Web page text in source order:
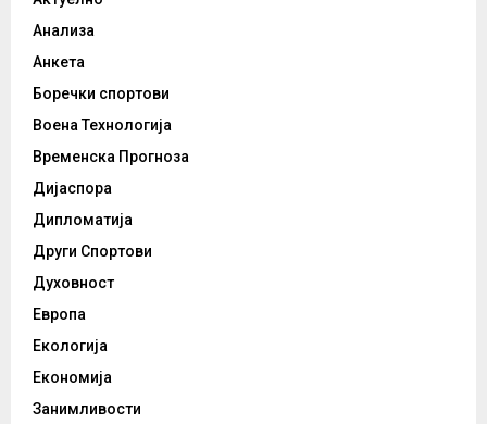
Анализа
Анкета
Боречки спортови
Воена Технологија
Временска Прогноза
Дијаспора
Дипломатија
Други Спортови
Духовност
Европа
Екологија
Економија
Занимливости